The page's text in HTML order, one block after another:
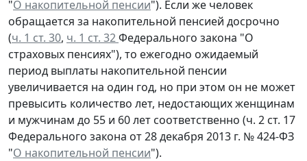
"О накопительной пенсии"). Если же человек
обращается за накопительной пенсией досрочно
(ч. 1 ст. 30, ч. 1 ст. 32Федерального закона "О
страховых пенсиях"), то ежегодно ожидаемый
период выплаты накопительной пенсии
увеличивается на один год, но при этом он не может
превысить количество лет, недостающих женщинам
и мужчинам до 55 и 60 лет соответственно (ч. 2 ст. 17
Федерального закона от 28 декабря 2013 г. № 424-ФЗ
"О накопительной пенсии").